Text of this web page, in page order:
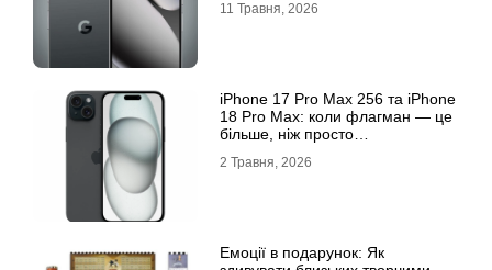
11 Травня, 2026
iРhone 17 Рro Мax 256 та iРhone
18 Рro Мax: коли флагман — це
більше, ніж просто
2 Травня, 2026
Емоції в подарунок: Як